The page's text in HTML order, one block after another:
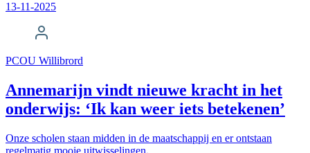
13-11-2025
PCOU Willibrord
Annemarijn vindt nieuwe kracht in het
onderwijs: ‘Ik kan weer iets betekenen’
Onze scholen staan midden in de maatschappij en er ontstaan